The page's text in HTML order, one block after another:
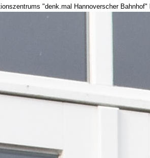
"denk.mal Hannoverscher